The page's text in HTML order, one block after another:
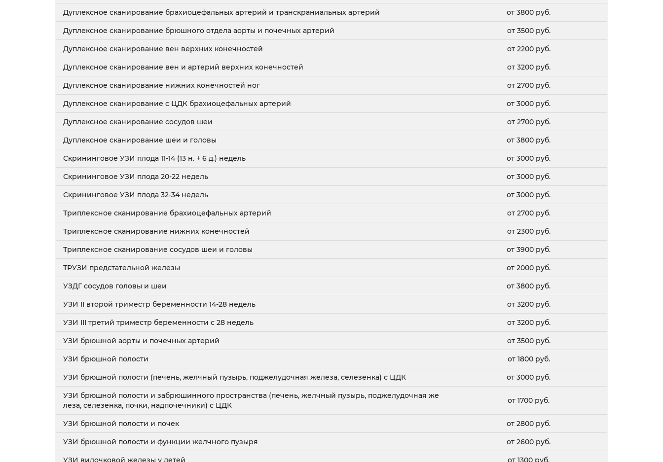
Дуплексное сканирование брахиоцефальных артерий и транскраниальных артерий от 3800 руб.
Дуплексное сканирование брюшного отдела аорты и почечных артерий от 3500 руб.
Дуплексное сканирование вен верхних конечностей от 2200 руб.
Дуплексное сканирование вен и артерий верхних конечностей от 3200 руб.
Дуплексное сканирование нижних конечностей ног от 2700 руб.
Дуплексное сканирование с ЦДК брахиоцефальных артерий от 3000 руб.
Дуплексное сканирование сосудов шеи от 2700 руб.
Дуплексное сканирование шеи и головы от 3800 руб.
Скрининговое УЗИ плода 11-14 (13 н. + 6 д.) недель от 3000 руб.
Скрининговое УЗИ плода 20-22 недель от 3000 руб.
Скрининговое УЗИ плода 32-34 недель от 3000 руб.
Триплексное сканирование брахиоцефальных артерий от 2700 руб.
Триплексное сканирование нижних конечностей от 2300 руб.
Триплексное сканирование сосудов шеи и головы от 3900 руб.
ТРУЗИ предстательной железы от 2000 руб.
УЗДГ сосудов головы и шеи от 3800 руб.
УЗИ II второй триместр беременности 14-28 недель от 3200 руб.
УЗИ III третий триместр беременности с 28 недель от 3200 руб.
УЗИ брюшной аорты и почечных артерий от 3500 руб.
УЗИ брюшной полости от 1800 руб.
УЗИ брюшной полости (печень, желчный пузырь, поджелудочная железа, селезенка) с ЦДК от 3000 руб.
УЗИ брюшной полости и забрюшинного пространства (печень, желчный пузырь, поджелудочная же
леза, селезенка, почки, надпочечники) с ЦДК
от 1700 руб.
УЗИ брюшной полости и почек от 2800 руб.
УЗИ брюшной полости и функции желчного пузыря от 2600 руб.
УЗИ вилочковой железы у детей от 1300 руб.